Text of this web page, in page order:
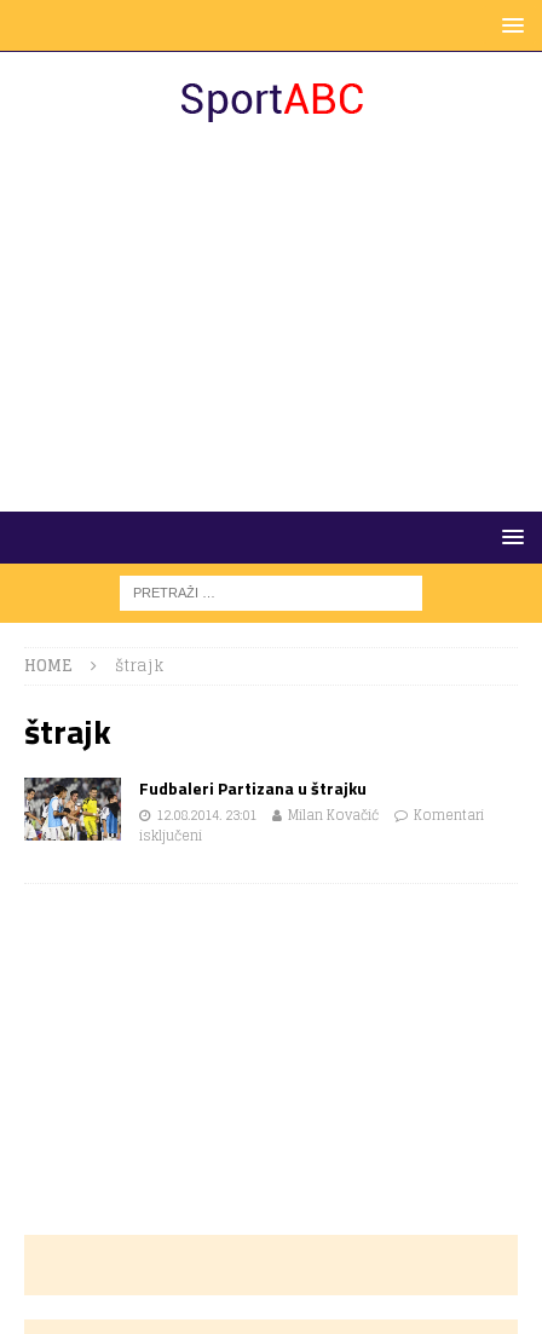
HOME štrajk
štrajk
Fudbaleri Partizana u štrajku
12.08.2014. 23:01 Milan Kovačić
Komentari
isključeni